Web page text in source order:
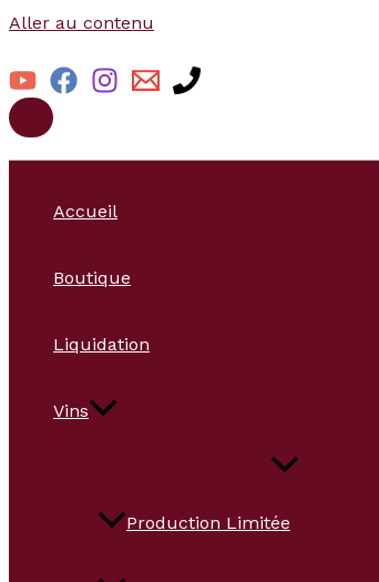
Aller au contenu
Accueil
Boutique
Liquidation
Vins
Production Limitée